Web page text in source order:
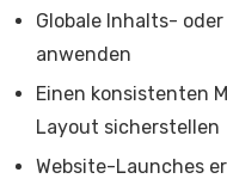
Globale Inhalts-
anwenden
Einen konsistenten
Layout sicherstellen
Website-Launches